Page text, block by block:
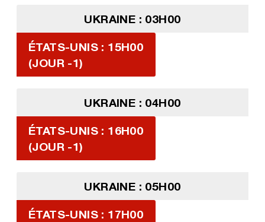
UKRAINE : 03H00
ÉTATS-UNIS : 15H00
(JOUR -1)
UKRAINE : 04H00
ÉTATS-UNIS : 16H00
(JOUR -1)
UKRAINE : 05H00
ÉTATS-UNIS : 17H00